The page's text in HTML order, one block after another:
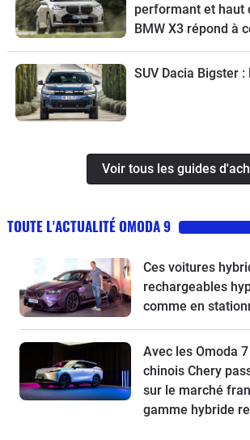
performant et haut
BMW X3 répond à
pour choisir la
suivez le guide.
SUV Dacia Bigster
Voir tous les guides
TOUTE L'ACTUALITÉ OMODA 9
Ces voitures
rechargeables
comme en
Avec les Omoda
chinois Chery
sur le marché
gamme hybride